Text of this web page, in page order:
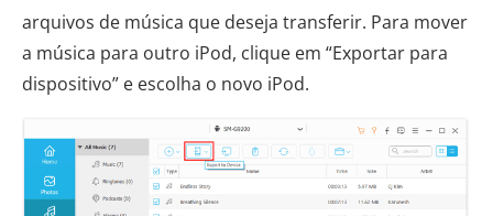
arquivos de música que deseja transferir. Para mover
a música para outro iPod, clique em “Exportar para
dispositivo” e escolha o novo iPod.